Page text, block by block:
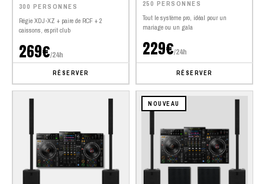
300 PERSONNES
Régie XDJ-XZ + paire de RCF + 2
caissons, esprit club
269€/24h
RÉSERVER
250 PERSONNES
Tout le système pro, idéal pour un
mariage ou un gala
229€/24h
RÉSERVER
NOUVEAU